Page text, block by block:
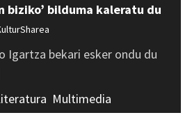
biziko’ bilduma kaleratu du
Igartza bekari esker ondu du
Multimedia